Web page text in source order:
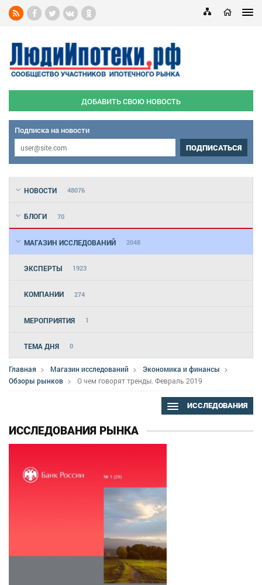
ДОБАВИТЬ СВОЮ НОВОСТЬ
Подписка на новости
ПОДПИСАТЬСЯ
НОВОСТИ 48076
БЛОГИ 70
МАГАЗИН ИССЛЕДОВАНИЙ 2048
ЭКСПЕРТЫ 1923
КОМПАНИИ 274
МЕРОПРИЯТИЯ 1
ТЕМА ДНЯ 0
Главная Магазин исследований
Экономика и финансы
Обзоры рынков
О чем говорят тренды. Февраль 2019
ИССЛЕДОВАНИЯ
ИССЛЕДОВАНИЯ РЫНКА